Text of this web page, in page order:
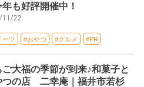
年も好評開催中！
11/22
ーツ #おやつ #グルメ #PR
ご大福の季節が到来♪和菓子と
つの店 二幸庵｜福井市若杉